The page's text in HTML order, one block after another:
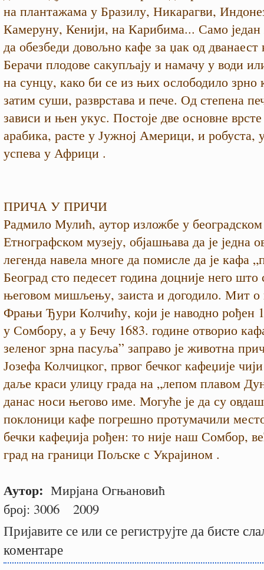
на плантажама у Бразилу, Никарагви,
Камеруну, Кенији, на Карибима... Само
да обезбеди довољно кафе за џак од дванаест
Берачи плодове сакупљају и намачу у води
на сунцу, како би се из њих ослободило
затим суши, разврстава и пече. Од степена
зависи и њен укус. Постоје две основне
арабика, расте у Јужној Америци, и робуста,
успева у Африци .
ПРИЧА У ПРИЧИ
Радмило Мулић, аутор изложбе у београдском
Етнографском музеју, објашњава да је једна
легенда навела многе да помисле да је кафа
Београд сто педесет година доцније него што
његовом мишљењу, заиста и догодило. Мит о
Фрањи Ђури Колчићу, који је наводно рођен
у Сомбору, а у Бечу 1683. године отворио
зеленог зрна пасуља” заправо је животна
Јозефа Колчицког, првог бечког кафеџије
даље краси улицу града на „лепом плавом
данас носи његово име. Могуће је да су
поклоници кафе погрешно протумачили
бечки кафеџија рођен: то није наш Сомбор,
град на граници Пољске с Украјином .
Аутор: Мирјана Огњановић
број: 3006 2009
Пријавите сеили се региструјтеда бисте
коментаре